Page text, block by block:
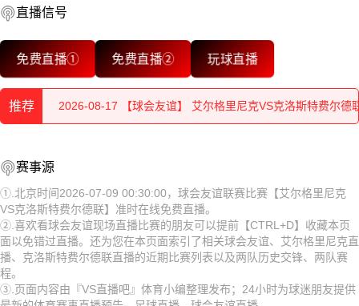
直播信号
免费直播① 免费直播② 玩球直播
推荐
2026-08-17 【球会友谊】 艾尔格里尼克VS克洛斯特费尔德
2026-08-17 【球会友谊】 艾尔格里尼克VS克洛斯特费尔德
2026-08-17 【球会友谊】 艾尔格里尼克VS克洛斯特费尔德
2026-08-17 【球会友谊】 艾尔格里尼克VS克洛斯特费尔德
联
2026-08-17 【球会友谊】 艾尔格里尼克VS克洛斯特费尔德
联
2026-08-17 【球会友谊】 艾尔格里尼克VS克洛斯特费尔德
赛事源
①.北京时间2026-07-09 00:30:00，球会友谊联赛比赛【艾尔格里尼克
VS克洛斯特费尔德联】准时在线免费直播。
②.喜欢看球会友谊现场直播比赛的朋友可以提前【CTRL+D】收藏本页
面以免错过直播。还为您在本页面索引了相关球会友谊、艾尔格里尼克直
播、克洛斯特费尔德联直播的近期比赛列表以及两队历史交锋、两队赛
程。
③.页面内容由『VS直播吧』体育小编整理发布；24小时为球迷朋友提供